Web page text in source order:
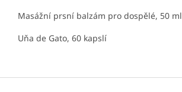
Masážní prsní balzám pro dospělé, 50 ml
Uňa de Gato, 60 kapslí
Z